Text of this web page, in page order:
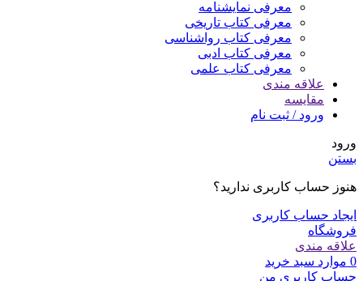
معرفی نمایشنامه
معرفی کتاب تاریخی
معرفی کتاب رواشناسی
معرفی کتاب ادبی
معرفی کتاب علمی
علاقه مندی
مقایسه
ورود / ثبت نام
ورود
بستن
هنوز حساب کاربری ندارید؟
ایجاد حساب کاربری
فروشگاه
علاقه مندی
0 موارد سبد خرید
حساب کاربری من